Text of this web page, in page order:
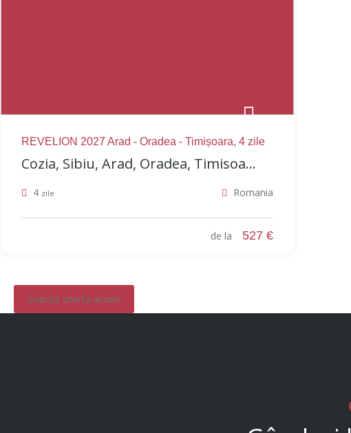
REVELION 2027 Arad - Oradea - Timișoara, 4 zile
Cozia, Sibiu, Arad, Oradea, Timisoa...
4 zile Romania
de la 527 €
Solicită oferta acum!